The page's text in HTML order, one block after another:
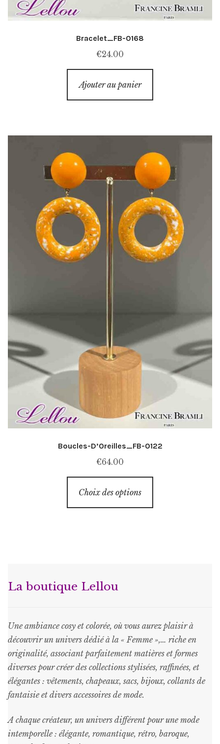
Bracelet_FB-0168
€24.00
Ajouter au panier
Boucles-D’Oreilles_FB-0122
€64.00
Choix des options
a
sur
page
produit
La boutique Lellou
Une ambiance cosy et colorée, où vous aurez plaisir à
découvrir un univers dédié à la « Femme »,… riche en
originalité, associant parfaitement matières et formes
diverses pour créer des collections stylisées, raffinées, et
élégantes : vêtements, chapeaux, sacs, bijoux, collants de
fantaisie et divers accessoires de mode.
A chaque créateur, un univers différent pour une mode
intemporelle : élégante, romantique, rétro, baroque,